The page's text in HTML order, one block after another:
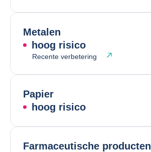
Metalen
hoog risico
Recente verbetering
Papier
hoog risico
Farmaceutische producten